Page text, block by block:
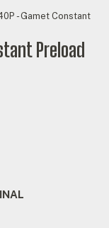
- Gamet Constant
Preload